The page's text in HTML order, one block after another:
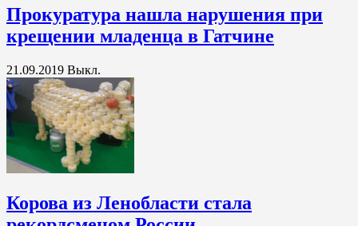
Прокуратура нашла нарушения при
крещении младенца в Гатчине
21.09.2019 Выкл.
Корова из Ленобласти стала